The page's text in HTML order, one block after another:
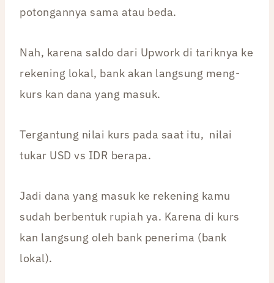
potongannya sama atau beda.
Nah, karena saldo dari Upwork di tariknya ke
rekening lokal, bank akan langsung meng-
kurs kan dana yang masuk.
Tergantung nilai kurs pada saat itu, nilai
tukar USD vs IDR berapa.
Jadi dana yang masuk ke rekening kamu
sudah berbentuk rupiah ya. Karena di kurs
kan langsung oleh bank penerima (bank
lokal).